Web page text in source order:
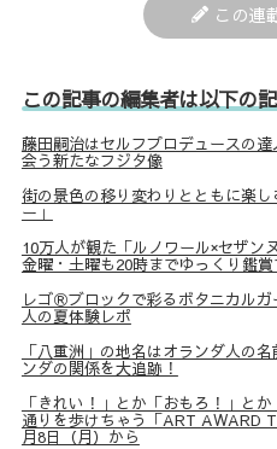
この連
この記事の編集者は以下の
藤田嗣治はセルフプロデュースの
会う新たなフジタ像
街の景色の移り変わりとともに楽
ー」
10万人が観た「ルノワール×セザン
金曜・土曜も20時までゆっくり鑑賞
レゴⓇブロックで彩るボタニカル
人の夏体験レポ
「八重洲」の地名はオランダ人の
ンダの関係を大追跡！
「きれい！」とか「おもろ！」と
通りを歩けちゃう「ART AWARD
月8日（月）から